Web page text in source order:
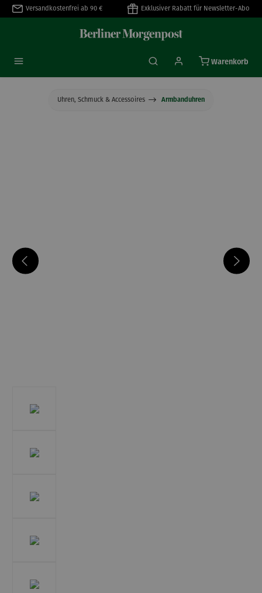
springen
Versandkostenfrei ab 90 € Exklusiver Rabatt für Newsletter-Abo
Warenkorb
Uhren, Schmuck & Accessoires Armbanduhren